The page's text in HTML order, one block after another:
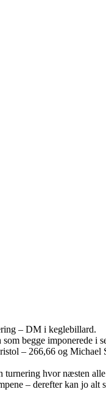
– DM i keglebillard.
begge imponerede i
– 266,66 og Michael
hvor næsten
– derefter kan jo alt